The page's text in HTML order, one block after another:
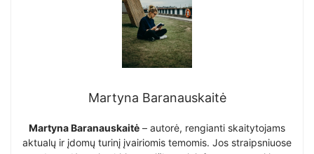
Martyna Baranauskaitė
Martyna Baranauskaitė – autorė, rengianti skaitytojams
aktualų ir įdomų turinį įvairiomis temomis. Jos straipsniuose